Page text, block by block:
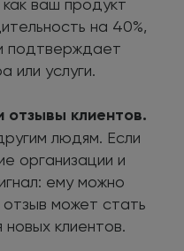
на 40%,
подтверждает
или услуги.
клиентов.
людям. Если
организации и
ему можно
может стать
клиентов.